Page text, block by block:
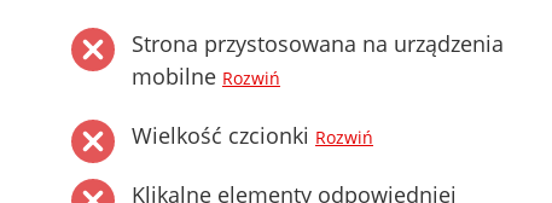
Strona przystosowana na urządzenia
mobilne Rozwiń
Wielkość czcionki Rozwiń
Klikalne elementy odpowiedniej